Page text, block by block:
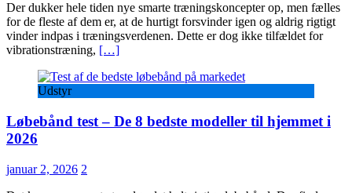
Der dukker hele tiden nye smarte træningskoncepter op, men fælles
for de fleste af dem er, at de hurtigt forsvinder igen og aldrig rigtigt
vinder indpas i træningsverdenen. Dette er dog ikke tilfældet for
vibrationstræning, […]
Udstyr
Løbebånd test – De 8 bedste modeller til hjemmet i
2026
januar 2, 2026 2